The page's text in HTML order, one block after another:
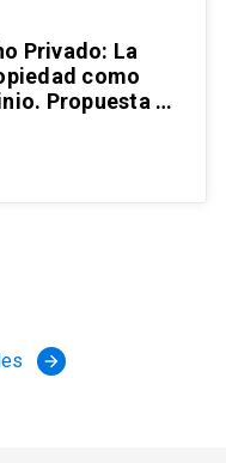
Privado: La
como
Propuesta de
civil
arrow_forward